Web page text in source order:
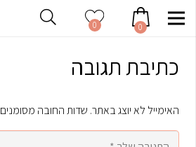
0
0
כתיבת תגובה
האימייל לא יוצג באתר. שדות החובה מסומנים